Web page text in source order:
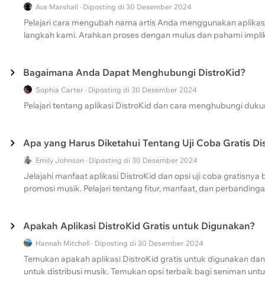
Ava Marshall · Diposting di 30 Desember 2024
Pelajari cara mengubah nama artis Anda menggunakan
langkah kami. Arahkan proses dengan mulus dan pahami
Bagaimana Anda Dapat Menghubungi DistroKid?
Sophia Carter · Diposting di 30 Desember 2024
Pelajari tentang aplikasi DistroKid dan cara menghubungi
Apa yang Harus Diketahui Tentang Uji Coba Gratis
Emily Johnson · Diposting di 30 Desember 2024
Jelajahi manfaat aplikasi DistroKid dan opsi uji coba
promosi musik. Pelajari tentang fitur, manfaat, dan
Apakah Aplikasi DistroKid Gratis untuk Digunakan?
Hannah Mitchell · Diposting di 30 Desember 2024
Temukan apakah aplikasi DistroKid gratis untuk digunakan
untuk distribusi musik. Temukan opsi terbaik bagi seniman